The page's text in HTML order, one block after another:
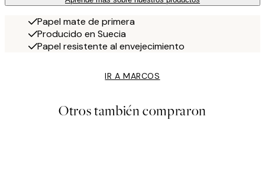
Papel mate de primera
Producido en Suecia
Papel resistente al envejecimiento
IR A MARCOS
Otros también compraron